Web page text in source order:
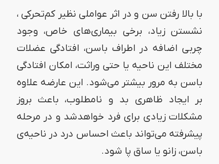
با بالا رفتن سن و در اثر عواملی نظیر کم‌تحرکی ،
نشستن زیاد، برخی بیماری‌های خاص، وجود
چربی اضافه در اطراف باسن، افتادگی عضلات
مختلف این ناحیه یا حتی وراثت، امکان افتادگی
باسن به مرور بیشتر می‌شود. این عارضه علاوه
بر ایجاد ظاهری بد و نامطلوب، باعث بروز
مشکلات زیادی برای فرد خواهدشد و در مرحله
پیشرفته می‌تواند باعث احساس درد در ناحیه‌ی
باسن، زانو یا ساق پا شود.